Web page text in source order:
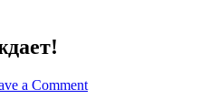
a Comment